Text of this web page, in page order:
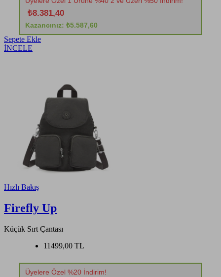
₺8.381,40
Kazancınız: ₺5.587,60
Sepete Ekle
İNCELE
Hızlı Bakış
Firefly Up
Küçük Sırt Çantası
11499,00 TL
Üyelere Özel %20 İndirim!